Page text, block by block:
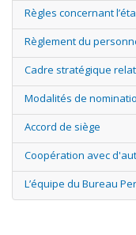
Règles concernant
Règlement du
Cadre stratégique
Modalités de
Accord de siège
Coopération avec
L’équipe du Bureau